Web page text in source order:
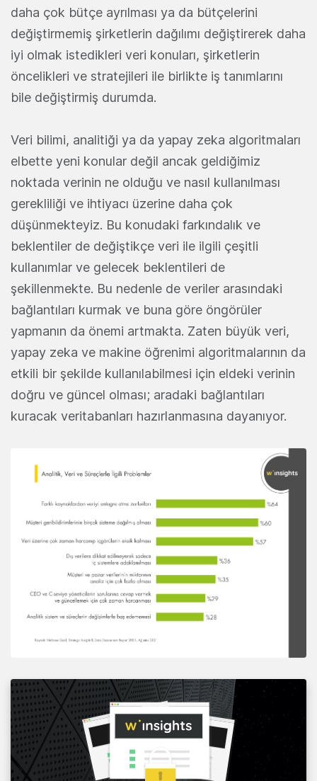
daha çok bütçe ayrılması ya da bütçelerini
değiştirmemiş şirketlerin dağılımı değiştirerek daha
iyi olmak istedikleri veri konuları, şirketlerin
öncelikleri ve stratejileri ile birlikte iş tanımlarını
bile değiştirmiş durumda.
Veri bilimi, analitiği ya da yapay zeka algoritmaları
elbette yeni konular değil ancak geldiğimiz
noktada verinin ne olduğu ve nasıl kullanılması
gerekliliği ve ihtiyacı üzerine daha çok
düşünmekteyiz. Bu konudaki farkındalık ve
beklentiler de değiştikçe veri ile ilgili çeşitli
kullanımlar ve gelecek beklentileri de
şekillenmekte. Bu nedenle de veriler arasındaki
bağlantıları kurmak ve buna göre öngörüler
yapmanın da önemi artmakta. Zaten büyük veri,
yapay zeka ve makine öğrenimi algoritmalarının da
etkili bir şekilde kullanılabilmesi için eldeki verinin
doğru ve güncel olması; aradaki bağlantıları
kuracak veritabanları hazırlanmasına dayanıyor.